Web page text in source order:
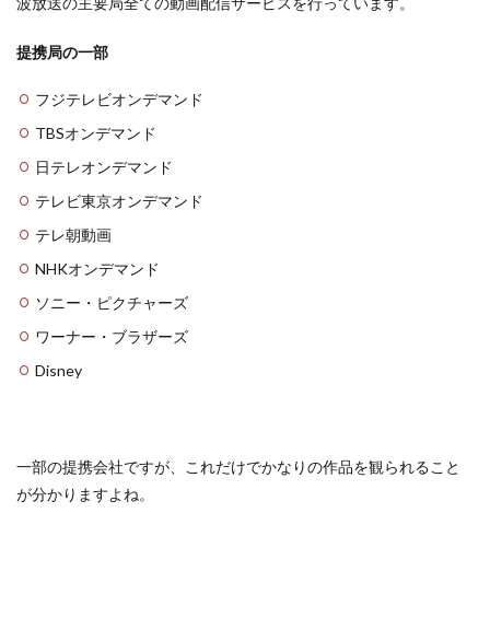
提携局の一部
フジテレビオンデマンド
TBSオンデマンド
日テレオンデマンド
テレビ東京オンデマンド
テレ朝動画
NHKオンデマンド
ソニー・ピクチャーズ
ワーナー・ブラザーズ
Disney
一部の提携会社ですが、これだけでかなりの作品を観られること
が分かりますよね。